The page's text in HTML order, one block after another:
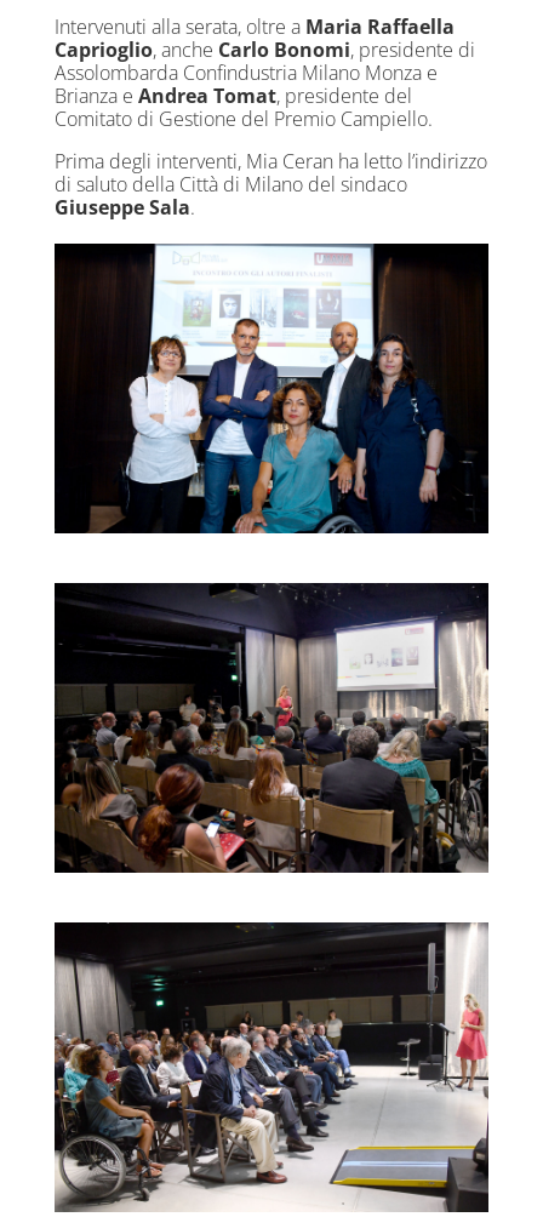
Intervenuti alla serata, oltre a Maria Raffaella
Caprioglio, anche Carlo Bonomi, presidente di
Assolombarda Confindustria Milano Monza e
Brianza e Andrea Tomat, presidente del
Comitato di Gestione del Premio Campiello.
Prima degli interventi, Mia Ceran ha letto l’indirizzo
di saluto della Città di Milano del sindaco
Giuseppe Sala.